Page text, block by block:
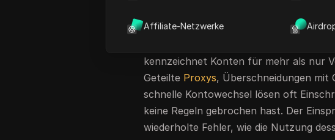
Affiliate-Netzwerke
Die meisten Nutzer erwarten eine
kennzeichnet Konten für mehr als nur
Geteilte Proxys, Überschneidungen mit
schnelle Kontowechsel lösen oft
keine Regeln gebrochen hast. Der
wiederholte Fehler, wie die Nutzung